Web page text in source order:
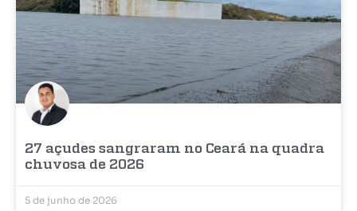
27 açudes sangraram no Ceará na quadra
chuvosa de 2026
5 de junho de 2026